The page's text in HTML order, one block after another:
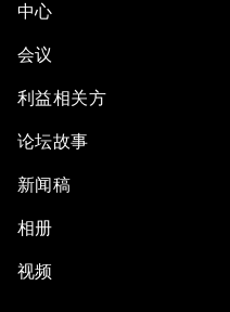
中心
会议
利益相关方
论坛故事
新闻稿
相册
视频